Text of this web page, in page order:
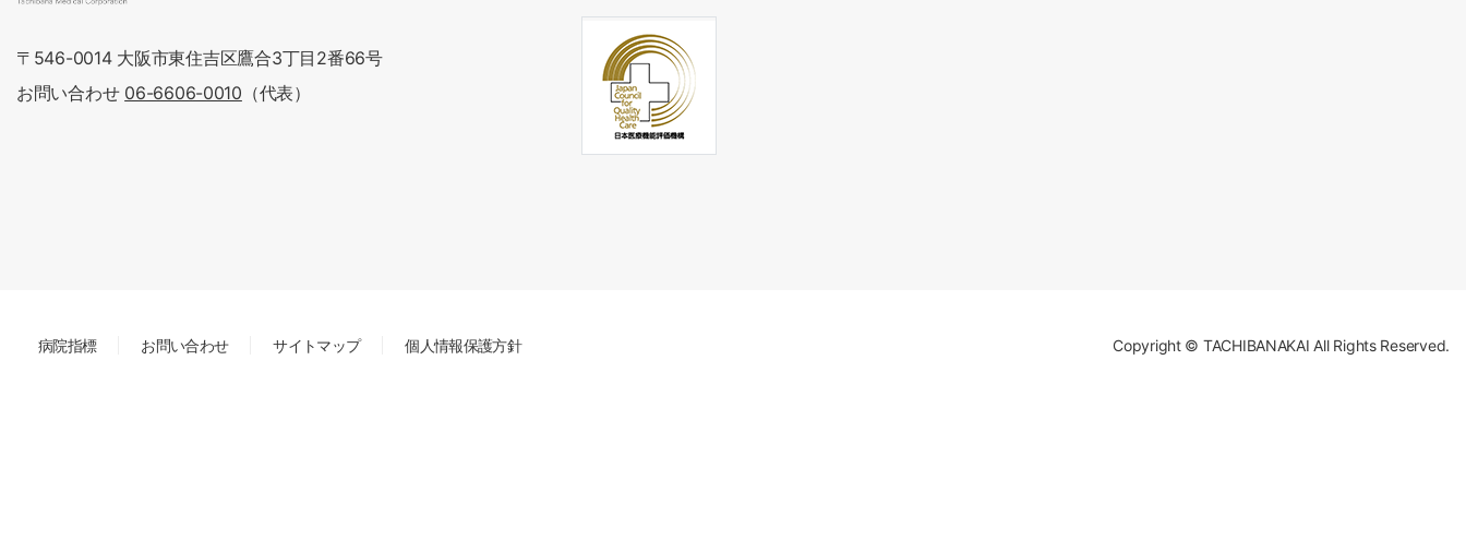
森
本
〒546-0014 大阪市東住吉区鷹合3丁目2番66号
お問い合わせ 06-6606-0010 （代表）
病院指標 お問い合わせ サイトマップ 個人情報保護方針 Copyright © TACHIBANAKAI All Rights Reserved.